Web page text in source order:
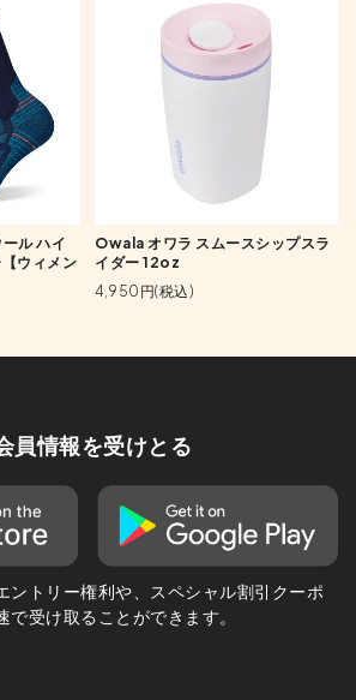
ル ハイ
ウィメン
Owala オワラ スムースシップスラ
イダー 12oz
4,950円(税込)
員情報を受けとる
ントリー権利や、スペシャル割引クーポ
で受け取ることができます。